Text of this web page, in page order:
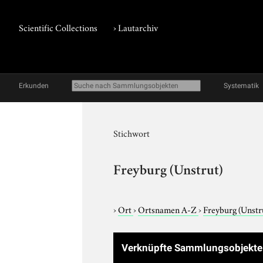
Scientific Collections ›Lautarchiv
Erkunden Systematik
Stichwort
Freyburg (Unstrut)
›Ort›Ortsnamen A-Z›Freyburg
Verknüpfte Sammlungsobjekte